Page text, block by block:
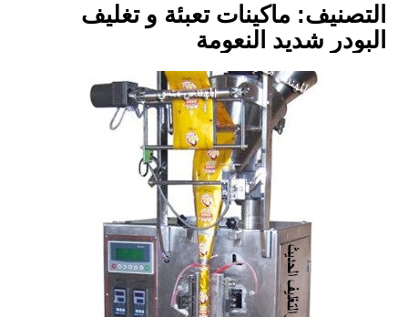
التصنيف: ماكينات تعبئة و تغليف
البودر شديد النعومة